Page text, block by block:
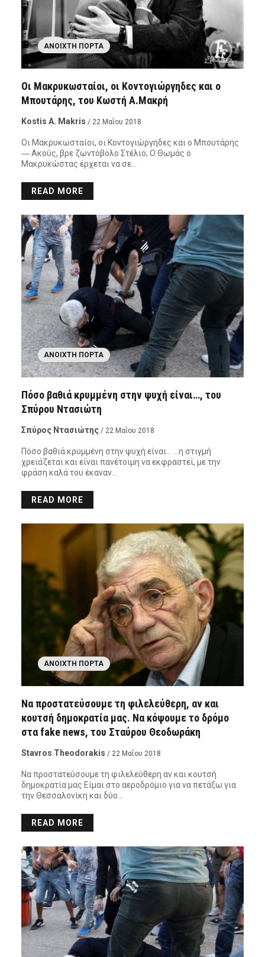
ΑΝΟΙΧΤΉ ΠΌΡΤΑ
Οι Μακρυκωσταίοι, οι Κοντογιώργηδες και ο
Μπουτάρης, του Κωστή Α.Μακρή
Kostis A. Makris / 22 Μαΐου 2018
Οι Μακρυκωσταίοι, οι Κοντογιώργηδες και ο Μπουτάρης
― Ακούς, βρε ζωντόβολο Στέλιο; Ο Θωμάς ο
Μακρυκώστας έρχεται να σε…
READ MORE
ΑΝΟΙΧΤΉ ΠΌΡΤΑ
Πόσο βαθιά κρυμμένη στην ψυχή είναι…, του
Σπύρου Ντασιώτη
Σπύρος Ντασιώτης / 22 Μαΐου 2018
Πόσο βαθιά κρυμμένη στην ψυχή είναι… …η στιγμή
χρειάζεται και είναι πανέτοιμη να εκφραστεί, με την
φράση καλά του έκαναν…
READ MORE
ΑΝΟΙΧΤΉ ΠΌΡΤΑ
Να προστατεύσουμε τη φιλελεύθερη, αν και
κουτσή δημοκρατία μας. Να κόψουμε το δρόμο
στα fake news, του Σταύρου Θεοδωράκη
Stavros Theodorakis / 22 Μαΐου 2018
Να προστατεύσουμε τη φιλελεύθερη αν και κουτσή
δημοκρατία μας Είμαι στο αεροδρόμιο για να πετάξω για
την Θεσσαλονίκη και δύο…
READ MORE